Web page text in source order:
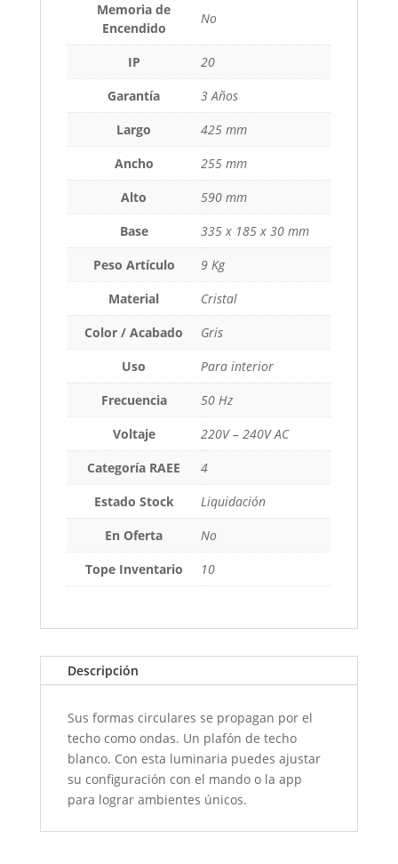
Memoria de
Encendido
No
IP
20
Garantía
3 Años
Largo
425 mm
Ancho
255 mm
Alto
590 mm
Base
335 x 185 x 30 mm
Peso Artículo
9 Kg
Material
Cristal
Color / Acabado
Gris
Uso
Para interior
Frecuencia
50 Hz
Voltaje
220V – 240V AC
Categoría RAEE
4
Estado Stock
Liquidación
En Oferta
No
Tope Inventario
10
Descripción
Sus formas circulares se propagan por el
techo como ondas. Un plafón de techo
blanco. Con esta luminaria puedes ajustar
su configuración con el mando o la app
para lograr ambientes únicos.